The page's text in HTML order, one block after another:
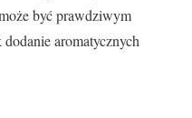
być prawdziwym
aromatycznych